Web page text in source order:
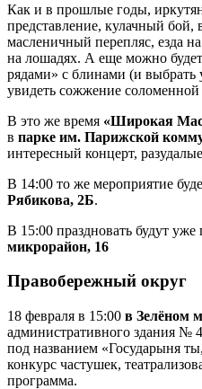
Как и в прошлые годы,
представление, кулачный бой,
масленичный перепляс, езда
на лошадях. А еще можно
рядами» с блинами (и
увидеть сожжение
В это же время «Широкая
в парке им. Парижской
интересный концерт,
В 14:00 то же мероприятие
Рябикова, 2Б.
В 15:00 праздновать будут уже
микрорайон, 16
Правобережный округ
18 февраля в 15:00 в Зелёном
административного здания №
под названием «Государыня
конкурс частушек,
программа.